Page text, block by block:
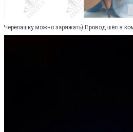
Черепашку можно заряжать) Провод шёл в